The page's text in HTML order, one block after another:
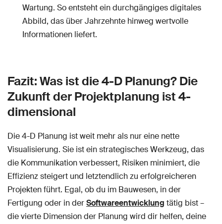
Wartung. So entsteht ein durchgängiges digitales
Abbild, das über Jahrzehnte hinweg wertvolle
Informationen liefert.
Fazit: Was ist die 4-D Planung? Die
Zukunft der Projektplanung ist 4-
dimensional
Die 4-D Planung ist weit mehr als nur eine nette
Visualisierung. Sie ist ein strategisches Werkzeug, das
die Kommunikation verbessert, Risiken minimiert, die
Effizienz steigert und letztendlich zu erfolgreicheren
Projekten führt. Egal, ob du im Bauwesen, in der
Fertigung oder in derSoftwareentwicklung tätig bist –
die vierte Dimension der Planung wird dir helfen, deine